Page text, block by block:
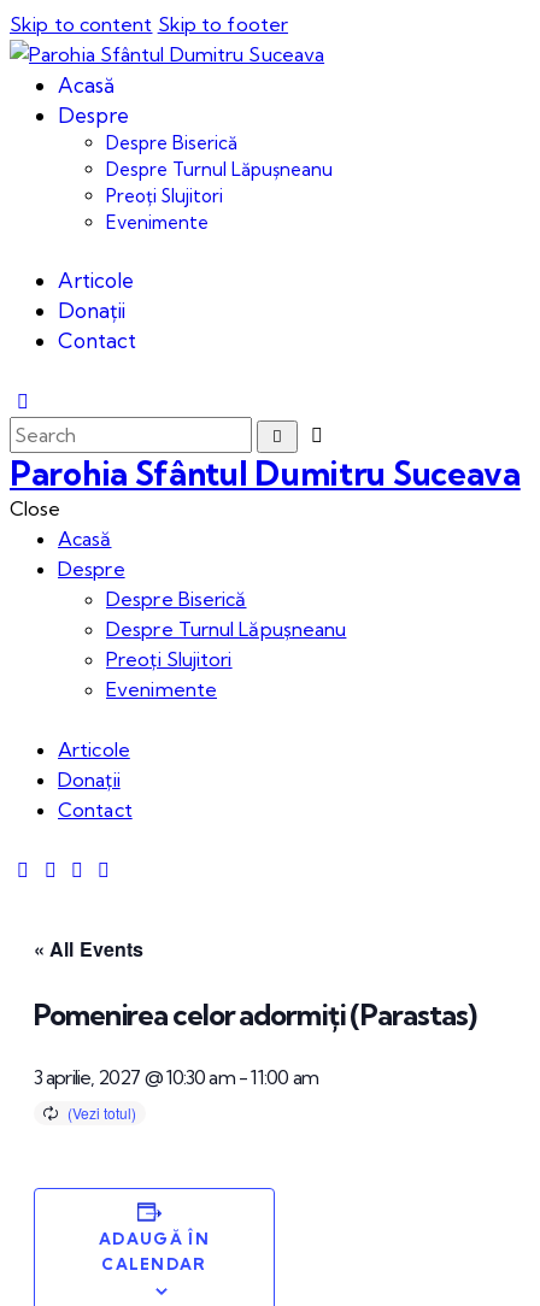
Skip to content Skip to footer
Acasă
Despre
Despre Biserică
Despre Turnul Lăpușneanu
Preoți Slujitori
Evenimente
Articole
Donații
Contact
Parohia Sfântul Dumitru Suceava
Close
Acasă
Despre
Despre Biserică
Despre Turnul Lăpușneanu
Preoți Slujitori
Evenimente
Articole
Donații
Contact
« All Events
Pomenirea celor adormiți (Parastas)
3 aprilie, 2027 @ 10:30 am-11:00 am
ADAUGĂ ÎN
CALENDAR